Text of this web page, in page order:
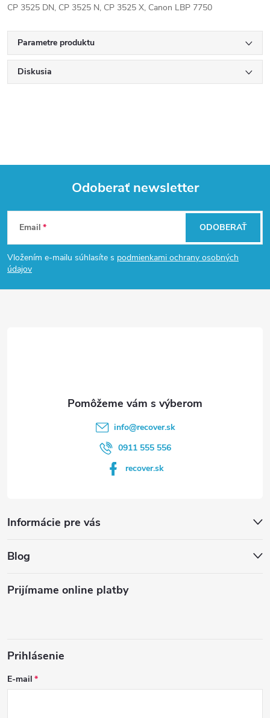
CP 3525 DN, CP 3525 N, CP 3525 X, Canon LBP 7750
Parametre produktu
Diskusia
Z
á
p
Odoberať newsletter
Email
Vložením e-mailu súhlasíte s podmienkami ochrany osobných
údajov
ODOBERAŤ
info@recover.sk
0911 555 556
recover.sk
Informácie pre vás
Blog
Prijímame online platby
Prihlásenie
E-mail